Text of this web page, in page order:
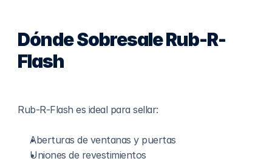
Dónde Sobresale Rub-R-
Flash
Rub-R-Flash es ideal para sellar:
Aberturas de ventanas y puertas
Uniones de revestimientos